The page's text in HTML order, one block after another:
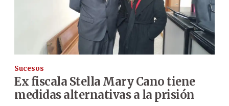
Sucesos
Ex fiscala Stella Mary Cano tiene
medidas alternativas a la prisión